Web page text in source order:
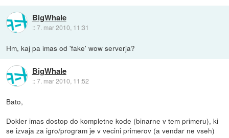
BigWhale
::7. mar 2010, 11:31
Hm, kaj pa imas od 'fake' wow serverja?
BigWhale
::7. mar 2010, 11:52
Bato,
Dokler imas dostop do kompletne kode (binarne v tem primeru), ki
se izvaja za igro/program je v vecini primerov (a vendar ne vseh)